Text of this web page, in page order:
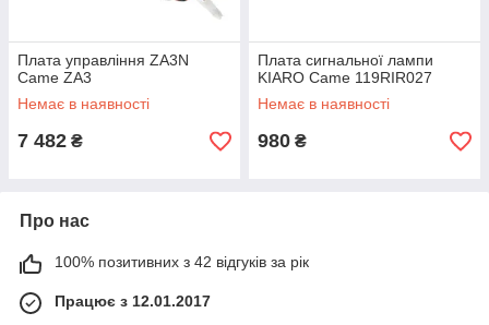
Плата управління ZA3N
Came ZA3
Немає в наявності
7 482 ₴
Плата сигнальної лампи
KIARO Came 119RIR027
Немає в наявності
980 ₴
Про нас
100% позитивних з 42 відгуків за рік
Працює з 12.01.2017